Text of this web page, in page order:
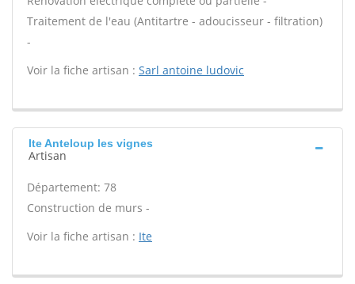
Traitement de l'eau (Antitartre - adoucisseur - filtration)
-
Voir la fiche artisan : Sarl antoine ludovic
Ite Anteloup les vignes
Artisan
Département: 78
Construction de murs -
Voir la fiche artisan : Ite